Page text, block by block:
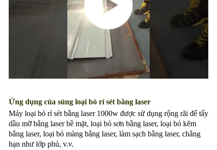
Ứng dụng của súng loại bỏ rỉ sét bằng laser
Máy loại bỏ rỉ sét bằng laser 1000w được sử dụng rộng rãi để tẩy
dầu mỡ bằng laser bề mặt, loại bỏ sơn bằng laser, loại bỏ kẽm
bằng laser, loại bỏ màng bằng laser, làm sạch bằng laser, chẳng
hạn như lớp phủ, v.v.